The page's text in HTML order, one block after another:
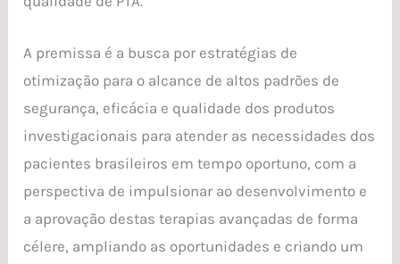
A premissa é a busca por estratégias de
otimização para o alcance de altos padrões de
segurança, eficácia e qualidade dos produtos
investigacionais para atender as necessidades dos
pacientes brasileiros em tempo oportuno, com a
perspectiva de impulsionar ao desenvolvimento e
a aprovação destas terapias avançadas de forma
célere, ampliando as oportunidades e criando um